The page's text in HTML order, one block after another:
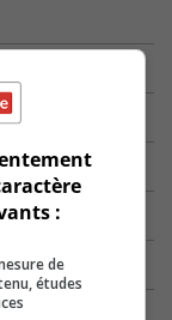
:
de
études